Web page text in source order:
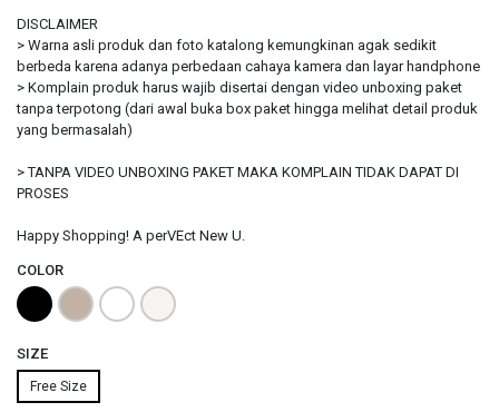
DISCLAIMER
> Warna asli produk dan foto katalong kemungkinan agak sedikit
berbeda karena adanya perbedaan cahaya kamera dan layar handphone
> Komplain produk harus wajib disertai dengan video unboxing paket
tanpa terpotong (dari awal buka box paket hingga melihat detail produk
yang bermasalah)
> TANPA VIDEO UNBOXING PAKET MAKA KOMPLAIN TIDAK DAPAT DI
PROSES
Happy Shopping! A perVEct New U.
COLOR
SIZE
Free Size